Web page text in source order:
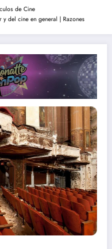
de Cine
del cine en general | Razones